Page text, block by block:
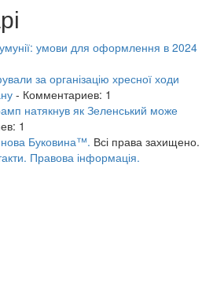
умови для оформлення в 2024
за організацію хресної ходи
- Комментариев: 1
натякнув як Зеленський може
1
Буковина™. Всі права захищено.
Правова інформація.